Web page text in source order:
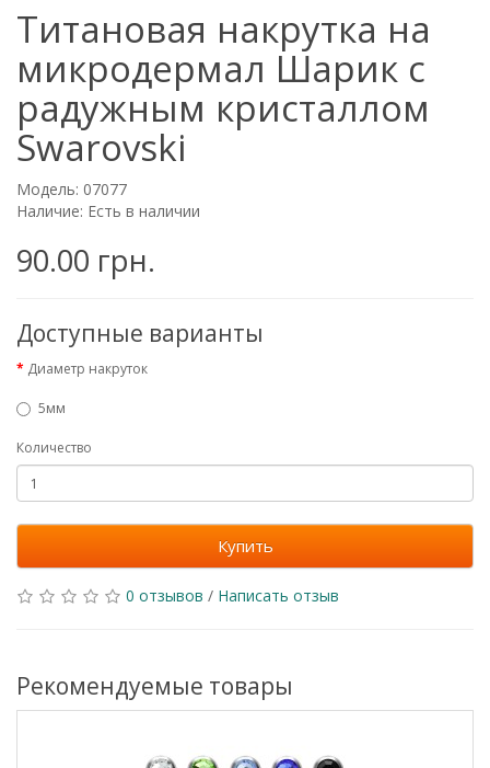
Титановая накрутка на
микродермал Шарик с
радужным кристаллом
Swarovski
Модель: 07077
Наличие: Есть в наличии
90.00 грн.
Доступные варианты
Диаметр накруток
5мм
Количество
Купить
0 отзывов / Написать отзыв
Рекомендуемые товары